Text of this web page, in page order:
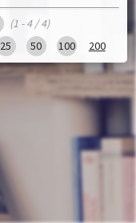
(1 - 4 / 4)
25 50 100 200